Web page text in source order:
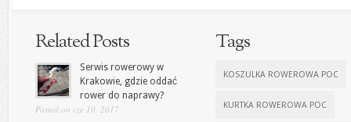
Related Posts
Serwis rowerowy w
Krakowie, gdzie oddać
rower do naprawy?
Posted on cze 10, 2017
Tags
KOSZULKA ROWEROWA POC
KURTKA ROWEROWA POC